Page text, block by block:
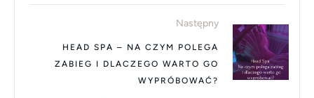
Następny
HEAD SPA – NA CZYM POLEGA
ZABIEG I DLACZEGO WARTO GO
WYPRÓBOWAĆ?